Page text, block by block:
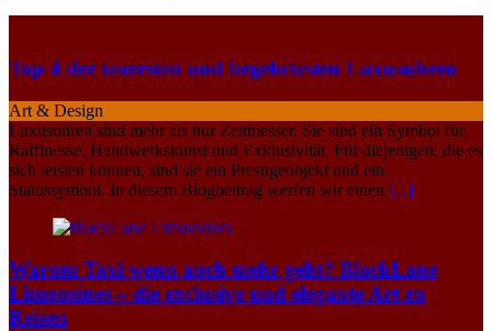
Top 4 der teuersten und begehrtesten Luxusuhren
Art & Design
Luxusuhren sind mehr als nur Zeitmesser. Sie sind ein Symbol für
Raffinesse, Handwerkskunst und Exklusivität. Für diejenigen, die es
sich leisten können, sind sie ein Prestigeobjekt und ein
Statussymbol. In diesem Blogbeitrag werfen wir einen [...]
Warum Taxi wenn auch mehr geht? BlackLane
Limousines – die exclusive und elegante Art zu
Reisen